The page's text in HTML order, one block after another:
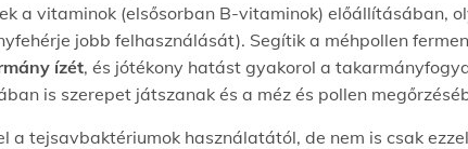
a vitaminok (elsősorban B-vitaminok) előállításában,
jobb felhasználását). Segítik a méhpollen
ízét, és jótékony hatást gyakorol a
is szerepet játszanak és a méz és pollen
a tejsavbaktériumok használatától, de nem is csak